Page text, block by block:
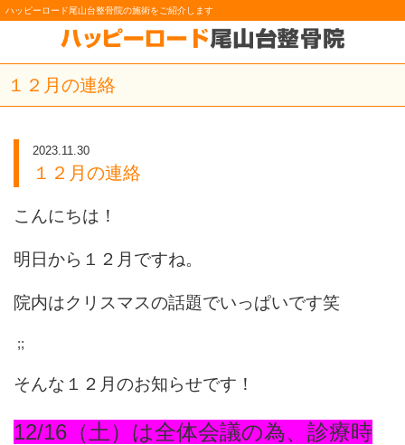
ハッピーロード尾山台整骨院の施術をご紹介します
１２月の連絡
2023.11.30
１２月の連絡
こんにちは！
明日から１２月ですね。
院内はクリスマスの話題でいっぱいです笑
;;
そんな１２月のお知らせです！
12/16（土）は全体会議の為、診療時